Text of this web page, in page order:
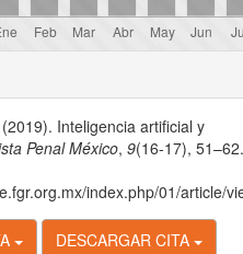
Inteligencia artificial y
Penal México,9(16-17), 51–62.
index.php/01/article/
DESCARGAR CITA